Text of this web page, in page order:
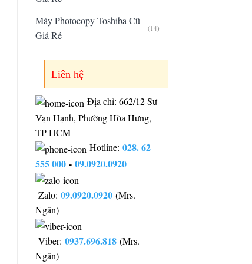
Máy Photocopy Toshiba Cũ
Giá Rẻ
(14)
Liên hệ
Địa chỉ: 662/12 Sư
Vạn Hạnh, Phường Hòa Hưng,
TP HCM
Hotline: 028. 62
555 000- 09.0920.0920
Zalo: 09.0920.0920(Mrs.
Ngân)
Viber: 0937.696.818(Mrs.
Ngân)